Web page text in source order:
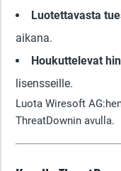
Luotettavasta
aikana.
Houkuttelevat
lisensseille.
Luota Wiresoft
ThreatDownin avulla.